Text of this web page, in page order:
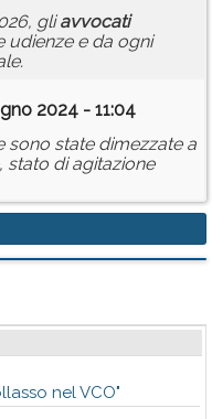
gliavvocati
udienze e da ogni
2024 - 11:04
sono state dimezzate a
stato di agitazione
nel VCO"